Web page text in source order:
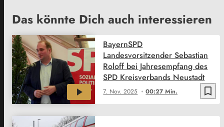
Das könnte Dich auch interessieren
bookmark_border
7. Nov. 2025 00:27 Min.
BayernSPD
Landesvorsitzender Sebastian
Roloff bei Jahresempfang des
SPD Kreisverbands Neustadt